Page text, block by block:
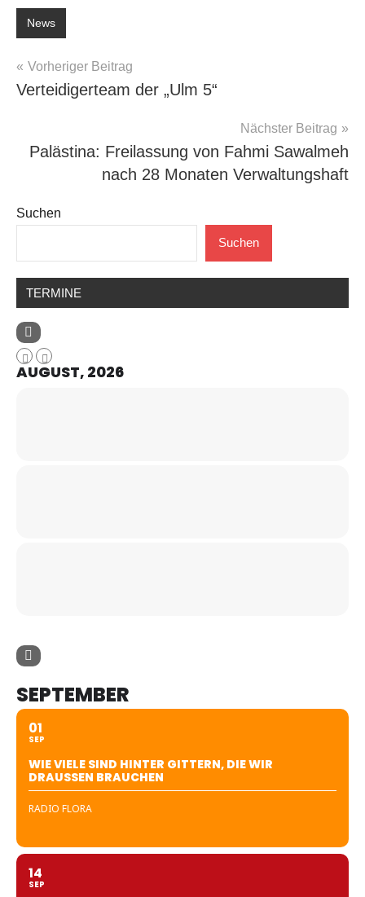
News
Beitragsnavigation
Vorheriger Beitrag
Verteidigerteam der „Ulm 5“
Nächster Beitrag
Palästina: Freilassung von Fahmi Sawalmeh
nach 28 Monaten Verwaltungshaft
Suchen
Suchen
TERMINE
AUGUST, 2026
SEPTEMBER
01
SEP
WIE VIELE SIND HINTER GITTERN, DIE WIR
DRAUSSEN BRAUCHEN
RADIO FLORA
14
SEP